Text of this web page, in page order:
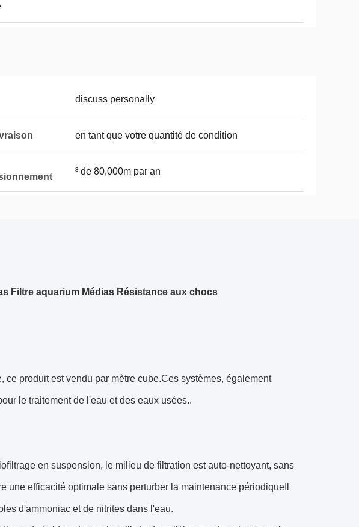
discuss personally
en tant que votre quantité de condition
³ de 80,000m par an
Filtre aquarium Médias Résistance aux chocs
produit est vendu par mètre cube.Ces systèmes, également
le traitement de l'eau et des eaux usées..
en suspension, le milieu de filtration est auto-nettoyant, sans
une efficacité optimale sans perturber la maintenance périodiqueIl
d'ammoniac et de nitrites dans l'eau.